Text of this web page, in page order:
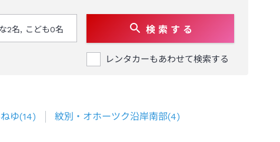
検 索 す る
レンタカーもあわせて検索する
ゆ(14) 紋別・オホーツク沿岸南部(4)